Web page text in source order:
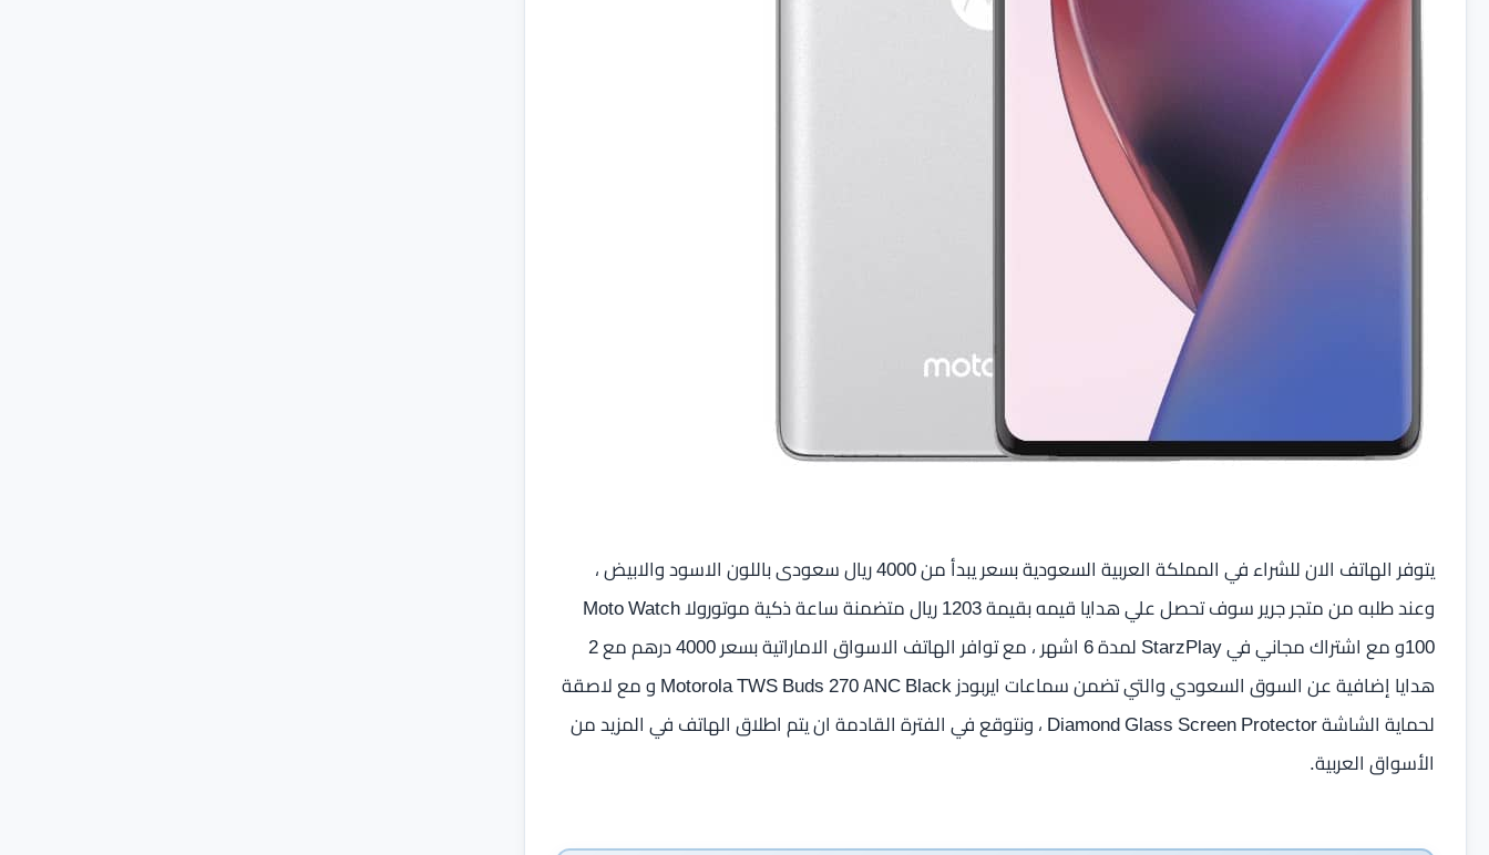
يتوفر الهاتف الان للشراء في المملكة العربية السعودية بسعر يبدأ من 4000 ريال سعودى باللون الاسود والابيض ،
وعند طلبه من متجر جرير سوف تحصل علي هدايا قيمه بقيمة 1203 ريال متضمنة ساعة ذكية ‎‎موتورولا ‎‎ ‎Moto Watch
‎100‎‎و مع اشتراك مجاني في StarzPlay‎ لمدة 6 اشهر ، مع توافر الهاتف الاسواق الاماراتية بسعر 4000 درهم مع 2
هدايا إضافية عن السوق السعودي والتي تضمن سماعات ايربودز Motorola TWS Buds 270 ANC Black و مع لاصقة
لحماية الشاشة Diamond Glass Screen Protector ، ونتوقع في الفترة القادمة ان يتم اطلاق الهاتف في المزيد من
الأسواق العربية.